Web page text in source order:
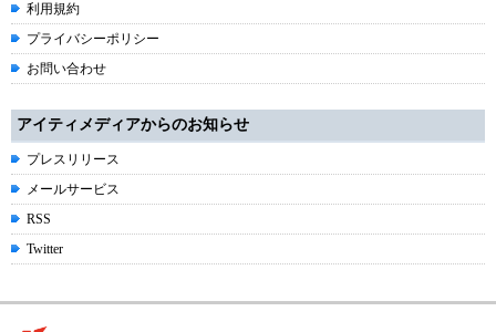
利用規約
プライバシーポリシー
お問い合わせ
アイティメディアからのお知らせ
プレスリリース
メールサービス
RSS
Twitter